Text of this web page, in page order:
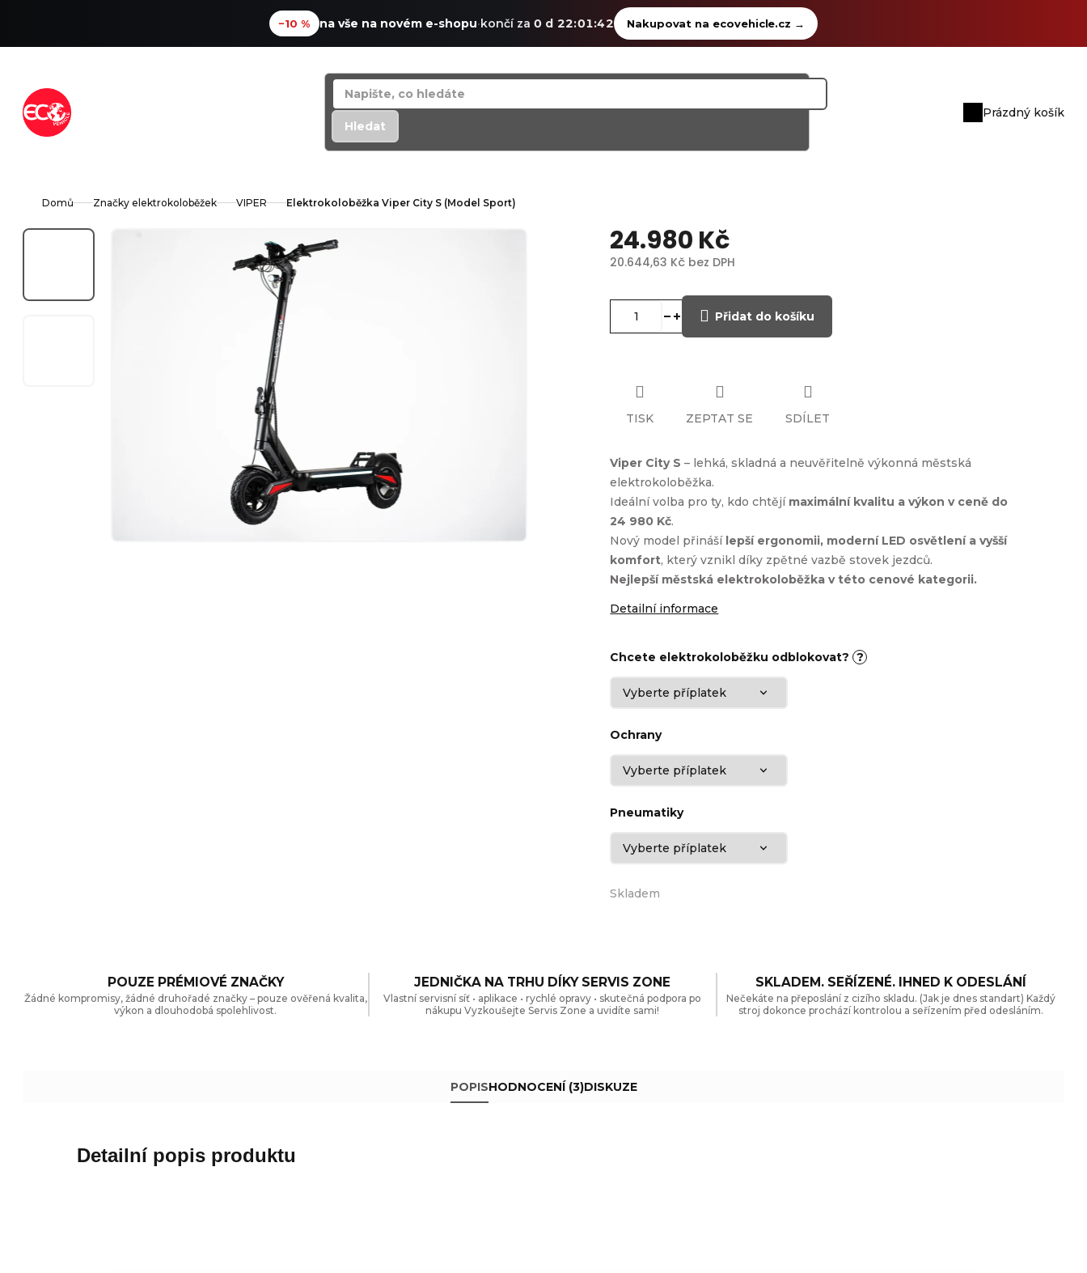
−10 % na vše na novém e-shopu·končí za 0 d 22:01:41 Nakupovat na ecovehicle.cz →
obsah
Hledat
Nákupní
Prázdný košík
Domů Značky elektrokoloběžek VIPER Elektrokoloběžka Viper City S (Model Sport)
24.980 Kč
20.644,63 Kč bez DPH
cena:
Skladem
Chcete elektrokoloběžku odblokovat? ?
Ochrany
Pneumatiky
Přidat do košíku
Viper City S – lehká, skladná a neuvěřitelně výkonná městská
elektrokoloběžka.
Ideální volba pro ty, kdo chtějí maximální kvalitu a výkon v ceně do
24 980 Kč.
Nový model přináší lepší ergonomii, moderní LED osvětlení a vyšší
komfort, který vznikl díky zpětné vazbě stovek jezdců.
Nejlepší městská elektrokoloběžka v této cenové kategorii.
Detailní informace
TISK ZEPTAT SE SDÍLET
POUZE PRÉMIOVÉ ZNAČKY
Žádné kompromisy, žádné druhořadé značky – pouze ověřená kvalita,
výkon a dlouhodobá spolehlivost.
JEDNIČKA NA TRHU DÍKY SERVIS ZONE
Vlastní servisní síť • aplikace • rychlé opravy • skutečná podpora po
nákupu Vyzkoušejte Servis Zone a uvidíte sami!
SKLADEM. SEŘÍZENÉ. IHNED K ODESLÁNÍ
Nečekáte na přeposlání z cizího skladu. (Jak je dnes standart) Každý
stroj dokonce prochází kontrolou a seřízením před odesláním.
POPISHODNOCENÍ (3)DISKUZE
Detailní popis produktu